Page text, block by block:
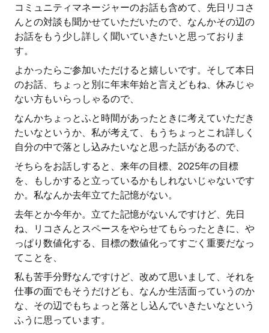
コミュニティマネージャーのお話も含めて、先日リコさ
んとの対談も聞かせていただいたので、なんかその辺の
お話をもう少し詳しく聞いていきたいと思っておりま
す。
よかったらご参加いただけると嬉しいです。そして本日
のお話、ちょっと別に年末年始と言えどもね、休みじゃ
ない方もいらっしゃるので、
なんかちょっとふと時間があったときに考えていただき
たいなというか、私が考えて、もうちょっとこれ詳しく
自分の中で落とし込みたいなと思った話があるので、
そちらをお話しすると、来年の目標、2025年の目標
を、もしかすると立っているかもしれないじゃないです
か。私なんか去年立てた記憶がない。
去年とか今年か。立てた記憶がないんですけど、先日
ね、リコさんとスペースをやらせてもらったときに、や
っぱり数値化する、目標の数値化ってすごく重要だなっ
てことを、
私も苦手分野なんですけど、改めて思いまして、それを
仕事の面でもそうだけども、なんか生活面っていうのか
な、その辺でもちょっと落とし込んでいきたいなという
ふうに思っています。